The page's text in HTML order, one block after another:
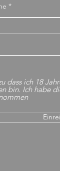
dass ich 18
bin. Ich habe